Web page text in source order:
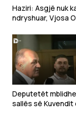
Haziri: Asgjë nuk
ndryshuar, Vjosa
presidente
Deputetët
sallës së Kuvendit